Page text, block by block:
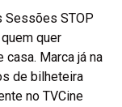
Sessões STOP
quer
Marca já na
de bilheteira
no TVCine